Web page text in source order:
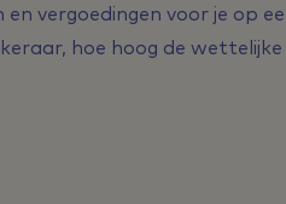
vergoedingen voor je op
hoe hoog de